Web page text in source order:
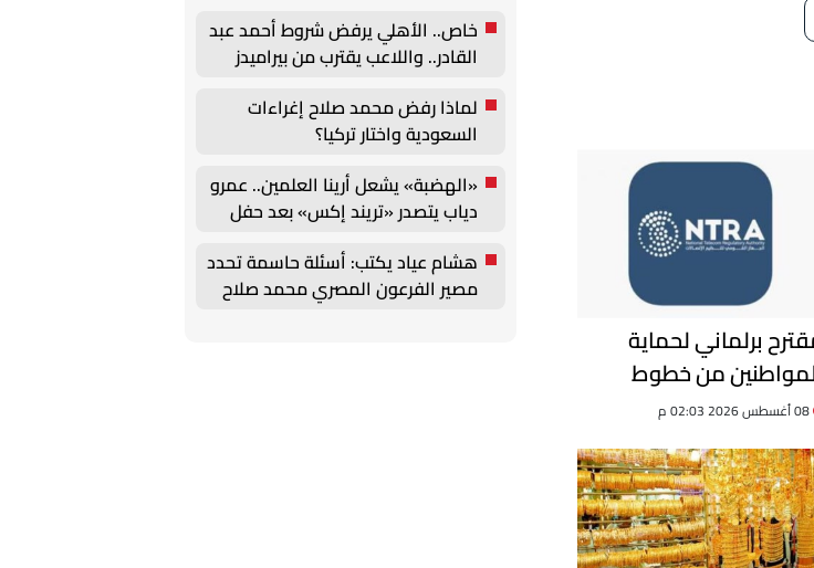
برلماني لحماية
من خطوط
المسجلة
دون علمهم
08 أغسطس 2026 02:03 م
خاص.. الأهلي يرفض شروط أحمد عبد
القادر.. واللاعب يقترب من بيراميدز
لماذا رفض محمد صلاح إغراءات
السعودية واختار تركيا؟
«الهضبة» يشعل أرينا العلمين.. عمرو
دياب يتصدر «تريند إكس» بعد حفل
هشام عياد يكتب: أسئلة حاسمة تحدد
مصير الفرعون المصري محمد صلاح